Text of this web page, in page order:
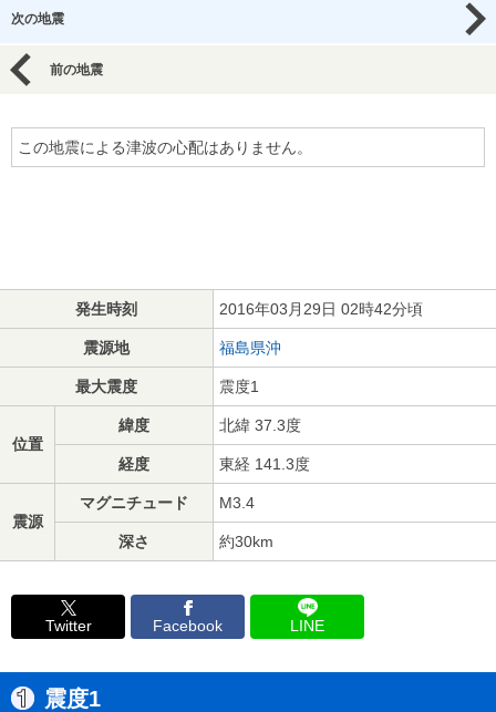
次の地震
前の地震
この地震による津波の心配はありません。
発生時刻 2016年03月29日 02時42分頃
震源地 福島県沖
最大震度 震度1
位置
緯度 北緯 37.3度
経度 東経 141.3度
震源
マグニチュード M3.4
深さ 約30km
Twitter Facebook LINE
震度1